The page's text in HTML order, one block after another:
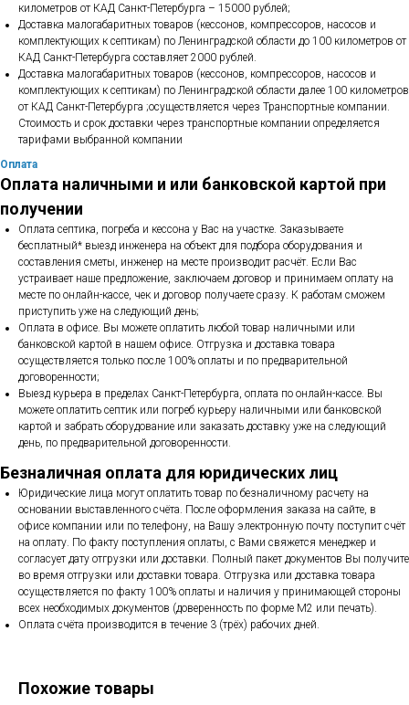
километров от КАД Санкт-Петербурга – 15000 рублей;
Доставка малогабаритных товаров (кессонов, компрессоров, насосов и
комплектующих к септикам) по Ленинградской области до 100 километров от
КАД Санкт-Петербурга составляет 2000 рублей.
Доставка малогабаритных товаров (кессонов, компрессоров, насосов и
комплектующих к септикам) по Ленинградской области далее 100 километров
от КАД Санкт-Петербурга ;осуществляется через Транспортные компании.
Стоимость и срок доставки через транспортные компании определяется
тарифами выбранной компании
Оплата
Оплата наличными и или банковской картой при
получении
Оплата септика, погреба и кессона у Вас на участке. Заказываете
бесплатный* выезд инженера на объект для подбора оборудования и
составления сметы, инженер на месте производит расчёт. Если Вас
устраивает наше предложение, заключаем договор и принимаем оплату на
месте по онлайн-кассе, чек и договор получаете сразу. К работам сможем
приступить уже на следующий день;
Оплата в офисе. Вы можете оплатить любой товар наличными или
банковской картой в нашем офисе. Отгрузка и доставка товара
осуществляется только после 100% оплаты и по предварительной
договоренности;
Выезд курьера в пределах Санкт-Петербурга, оплата по онлайн-кассе. Вы
можете оплатить септик или погреб курьеру наличными или банковской
картой и забрать оборудование или заказать доставку уже на следующий
день, по предварительной договоренности.
Безналичная оплата для юридических лиц
Юридические лица могут оплатить товар по безналичному расчету на
основании выставленного счёта. После оформления заказа на сайте, в
офисе компании или по телефону, на Вашу электронную почту поступит счёт
на оплату. По факту поступления оплаты, с Вами свяжется менеджер и
согласует дату отгрузки или доставки. Полный пакет документов Вы получите
во время отгрузки или доставки товара. Отгрузка или доставка товара
осуществляется по факту 100% оплаты и наличия у принимающей стороны
всех необходимых документов (доверенность по форме М2 или печать).
Оплата счёта производится в течение 3 (трёх) рабочих дней.
Похожие товары